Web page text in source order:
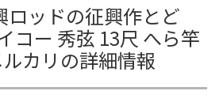
ロッドの征興作とど
コー 秀弦 13尺 へら竿
カリの詳細情報